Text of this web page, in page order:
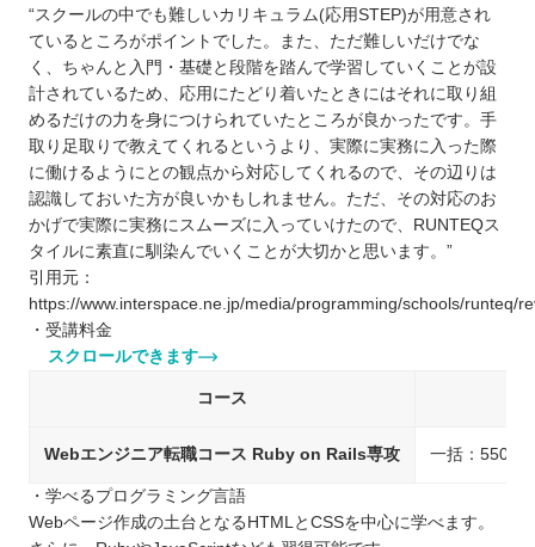
“スクールの中でも難しいカリキュラム(応用STEP)が用意され
ているところがポイントでした。また、ただ難しいだけでな
く、ちゃんと入門・基礎と段階を踏んで学習していくことが設
計されているため、応用にたどり着いたときにはそれに取り組
めるだけの力を身につけられていたところが良かったです。手
取り足取りで教えてくれるというより、実際に実務に入った際
に働けるようにとの観点から対応してくれるので、その辺りは
認識しておいた方が良いかもしれません。ただ、その対応のお
かげで実際に実務にスムーズに入っていけたので、RUNTEQス
タイルに素直に馴染んでいくことが大切かと思います。”
引用元：
https://www.interspace.ne.jp/media/programming/schools/runteq/
・受講料金
スクロールできます
コース
Webエンジニア転職コース Ruby on Rails専攻 一括：
・学べるプログラミング言語
Webページ作成の土台となるHTMLとCSSを中心に学べます。